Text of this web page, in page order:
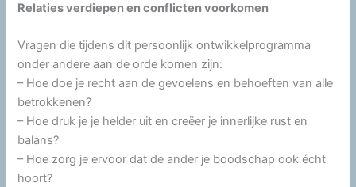
Relaties verdiepen en conflicten voorkomen
Vragen die tijdens dit persoonlijk ontwikkelprogramma
onder andere aan de orde komen zijn:
– Hoe doe je recht aan de gevoelens en behoeften van alle
betrokkenen?
– Hoe druk je je helder uit en creëer je innerlijke rust en
balans?
– Hoe zorg je ervoor dat de ander je boodschap ook écht
hoort?